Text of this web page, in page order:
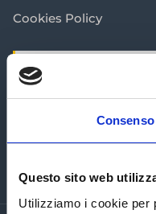
Consenso
Questo sito web
Utilizziamo i cookie per
Cookies Policy